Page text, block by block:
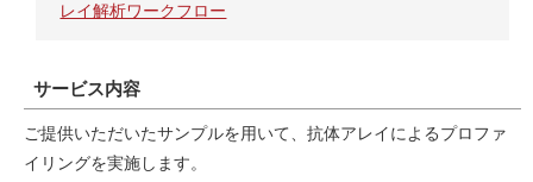
レイ解析ワークフロー
サービス内容
ご提供いただいたサンプルを用いて、抗体アレイによるプロファ
イリングを実施します。